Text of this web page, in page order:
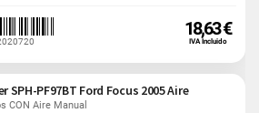
18,63 €
IVA Incluido
SPH-PF97BT Ford Focus 2005 Aire
CON Aire Manual